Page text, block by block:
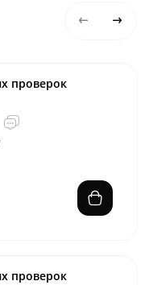
проверок
проверок